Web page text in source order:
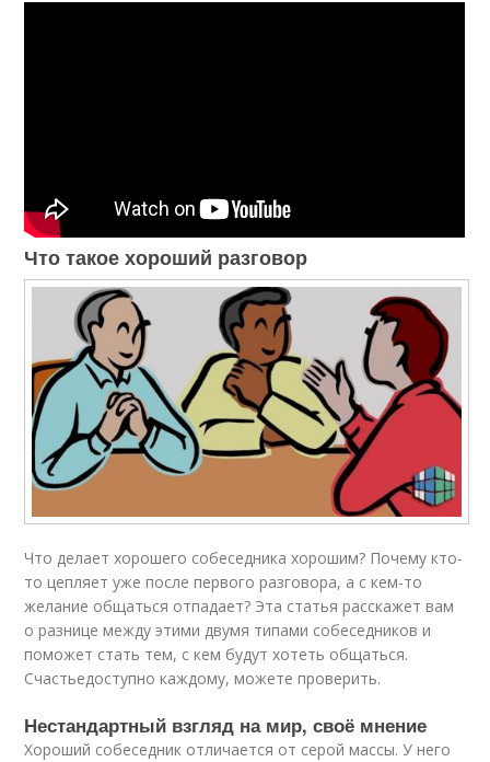
Что такое хороший разговор
Что делает хорошего собеседника хорошим? Почему кто-
то цепляет уже после первого разговора, а с кем-то
желание общаться отпадает? Эта статья расскажет вам
о разнице между этими двумя типами собеседников и
поможет стать тем, с кем будут хотеть общаться.
Счастьедоступно каждому, можете проверить.
Нестандартный взгляд на мир, своё мнение
Хороший собеседник отличается от серой массы. У него